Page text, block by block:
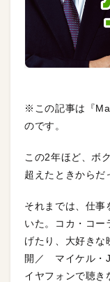
※この記事は『
のです。
この2年ほど、ボ
超えたときからだ
それまでは、仕事
いた。コカ・コー
げたり、大好き
開／ マイケル・J
イヤフォンで聴き